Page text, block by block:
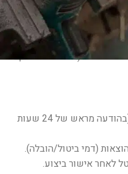
מחייבים.
אשראי (באמצעות ספק
ביטול לפני איסוף הכלי – ללא עלות (בהודעה מראש של 24 שעות
(דמי ביטול/הובלה).
לאחר אישור ביצוע.